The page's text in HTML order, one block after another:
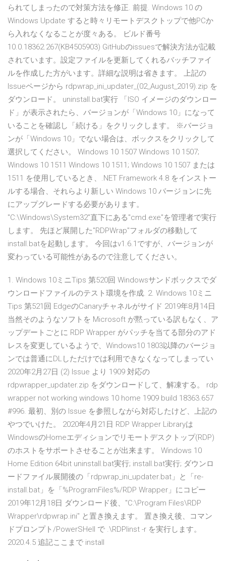
られてしまったので対策方法を修正. 前提. Windows 10 の
Windows Update すると時々リモートデスクトップで他PCか
ら入れなくなることが度々ある。 ビルド番号
10.0.18362.267(KB4505903) GitHubのissuesで解決方法が記載
されています。設定ファイルを更新してくれるバッチファイ
ルを作成した方がいます。詳細な説明は省きます。 上記の
Issueページから rdpwrap_ini_updater_(02_August_2019).zip を
ダウンロード。 uninstall.bat実行 「ISO イメージのダウンロー
ド」が表示されたら、バージョンが「Windows 10」になって
いることを確認し「続ける」をクリックします。 ※バージョ
ンが「Windows 10」でない場合は、ボックスをクリックして
選択してください。 Windows 10 1507 Windows 10 1507;
Windows 10 1511 Windows 10 1511; Windows 10 1507 または
1511 を使用しているとき、.NET Framework 4.8 をインストー
ルする場合、それらより新しい Windows 10 バージョンに先
にアップグレードする必要があります。
"C:\Windows\System32"直下にある"cmd.exe"を管理者で実行
します。 先ほど展開した"RDPWrap"フォルダの移動して
install.batを起動します。 今回はv1.6.1ですが、バージョンが
変わっている可能性があるので注意してください。
1. Windows 10ミニTips 第520回 Windowsサンドボックスでダ
ウンロードファイルのテスト環境を作成. 2. Windows 10ミニ
Tips 第521回 EdgeのCanaryチャネルがサイド 2019年8月14日
当然そのようなソフトを Microsoft が黙っている訳もなく、ア
ップデートごとに RDP Wrapper がパッチを当てる部分のアド
レスを変更しているようで、Windows10 1803以降のバージョ
ンでは普通にDLしただけでは利用できなくなってしまってい
2020年2月27日 (2) Issue より 1909 対応の
rdpwrapper_updater.zip をダウンロードして、解凍する。 rdp
wrapper not working windows 10 home 1909 build 18363.657
#996. 最初、別の Issue を参照しながら対応したけど、上記の
やつでいけた。 2020年4月21日 RDP Wrapper Libraryは
WindowsのHomeエディションでリモートデスクトップ(RDP)
のホストをサポートさせることが出来ます。 Windows 10
Home Edition 64bit uninstall.bat実行; install.bat実行; ダウンロ
ードファイル展開後の「rdpwrap_ini_updater.bat」と「re-
install.bat」を「%ProgramFiles%/RDP Wrapper」にコピー
2019年12月18日 ダウンロード後、"C:\Program Files\RDP
Wrapper\rdpwrap.ini" と置き換えます。 置き換え後、コマン
ドプロンプト/PowerSHell で .\RDPIinst -r を実行します。
2020.4.5 追記ここまで install